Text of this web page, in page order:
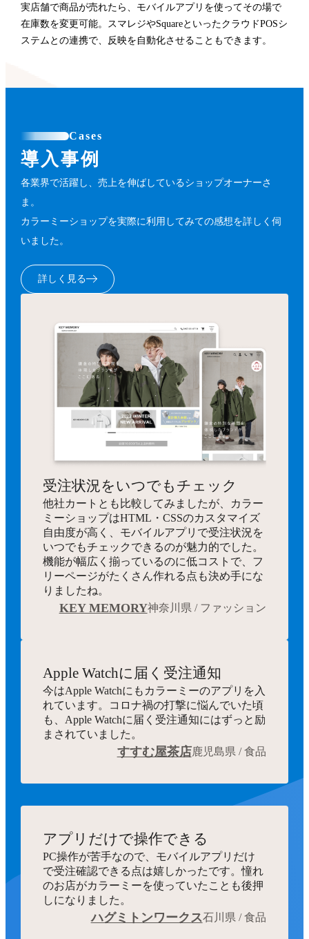
実店舗で商品が売れたら、モバイルアプリを使ってその場で
在庫数を変更可能。スマレジやSquareといったクラウドPOSシ
ステムとの連携で、反映を自動化させることもできます。
Cases
導入事例
各業界で活躍し、売上を伸ばしているショップオーナーさ
ま。
カラーミーショップを実際に利用してみての感想を詳しく伺
いました。
詳しく見る
受注状況をいつでもチェック
他社カートとも比較してみましたが、カラー
ミーショップはHTML・CSSのカスタマイズ
自由度が高く、モバイルアプリで受注状況を
いつでもチェックできるのが魅力的でした。
機能が幅広く揃っているのに低コストで、フ
リーページがたくさん作れる点も決め手にな
りましたね。
KEY MEMORY神奈川県 / ファッション
Apple Watchに届く受注通知
今はApple Watchにもカラーミーのアプリを入
れています。コロナ禍の打撃に悩んでいた頃
も、Apple Watchに届く受注通知にはずっと励
まされていました。
すすむ屋茶店鹿児島県 / 食品
アプリだけで操作できる
PC操作が苦手なので、モバイルアプリだけ
で受注確認できる点は嬉しかったです。憧れ
のお店がカラーミーを使っていたことも後押
しになりました。
ハグミトンワークス石川県 / 食品